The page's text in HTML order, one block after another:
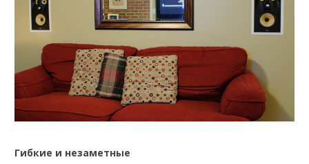
Гибкие и незаметные